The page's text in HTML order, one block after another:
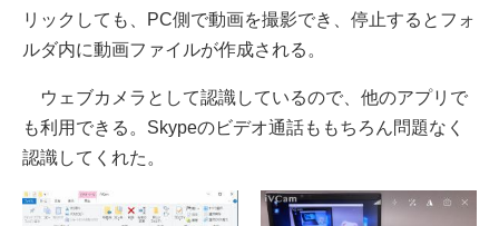
リックしても、PC側で動画を撮影でき、停止するとフォ
ルダ内に動画ファイルが作成される。
ウェブカメラとして認識しているので、他のアプリで
も利用できる。Skypeのビデオ通話ももちろん問題なく
認識してくれた。